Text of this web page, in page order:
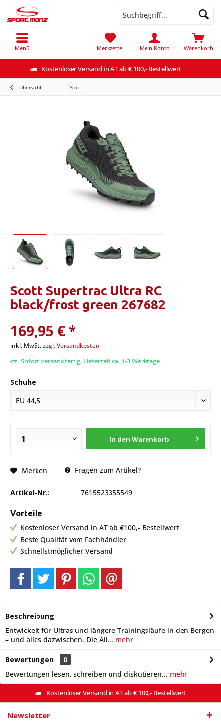
Kostenloser Versand in AT ab € 100,- Bestellwert
Menü Warenkorb
Merkzettel Mein Konto
Übersicht Scott
Scott Supertrac Ultra RC
black/frost green 267682
169,95 € *
inkl. MwSt.zzgl. Versandkosten
Sofort versandfertig, Lieferzeit ca. 1-3 Werktage
Schuhe:
In den Warenkorb
Merken Fragen zum Artikel?
Artikel-Nr.: 7615523355549
Vorteile
Kostenloser Versand in AT ab €100,- Bestellwert
Beste Qualität vom Fachhändler
Schnellstmöglicher Versand
Beschreibung
Entwickelt für Ultras und längere Trainingsläufe in den Bergen
– und alles dazwischen. Die All... mehr
Bewertungen
0
Bewertungen lesen, schreiben und diskutieren... mehr
Kostenloser Versand in AT ab € 100,- Bestellwert
Newsletter